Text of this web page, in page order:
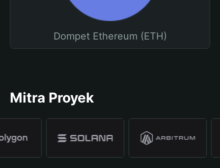
Dompet Ethereum (ETH)
Mitra Proyek